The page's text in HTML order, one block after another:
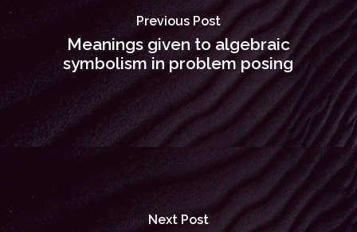
Previous Post
Meanings given to algebraic
symbolism in problem posing
Next Post